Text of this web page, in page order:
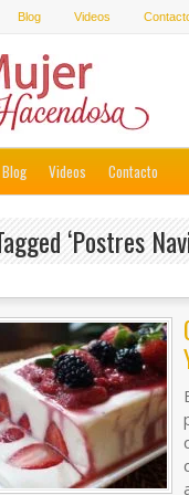
Blog Videos
Blog Videos Contacto
‘postres